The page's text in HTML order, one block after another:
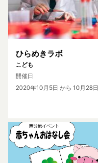
ひらめきラボ
こども
開催日
2020年10月5日 から 10月28日